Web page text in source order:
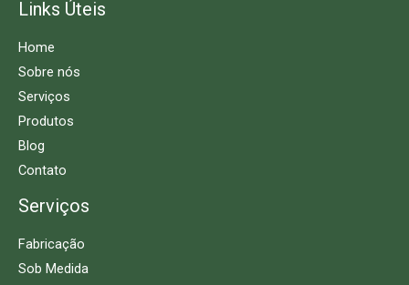
Links Úteis
Home
Sobre nós
Serviços
Produtos
Blog
Contato
Serviços
Fabricação
Sob Medida